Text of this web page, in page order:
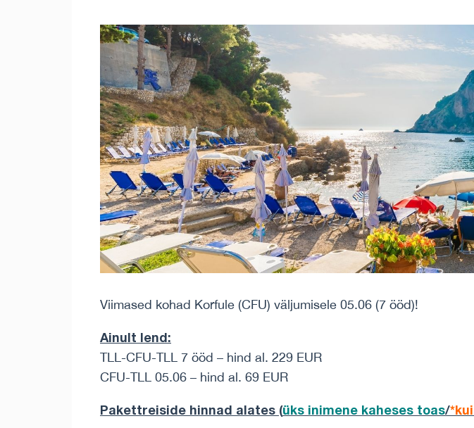
Viimased kohad Korfule (CFU) väljumisele 05.06 (7 ööd)!
Ainult lend:
TLL-CFU-TLL 7 ööd – hind al. 229 EUR
CFU-TLL 05.06 – hind al. 69 EUR
Pakettreiside hinnad alates (üks inimene kaheses toas/